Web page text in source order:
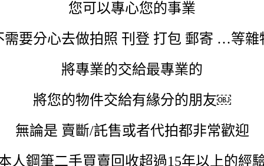
您可以專心您的事業
需要分心去做拍照 刊登 打包 郵寄 …等雜
將專業的交給最專業的
將您的物件交給有緣分的朋友￼
無論是 賣斷/託售或者代拍都非常歡迎
人鋼筆二手買賣回收超過15年以上的經